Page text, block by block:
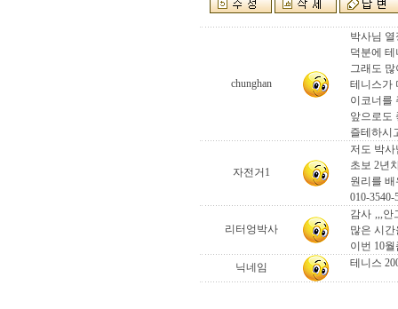
chunghan
박사님
덕분에
그래도
테니스가
이코너를
앞으로도
즐테하시
자전거1
저도 박
초보 2년
원리를
010-3540-
리터엉박사
감사 ,,,안
많은 시
이번 10
닉네임
테니스